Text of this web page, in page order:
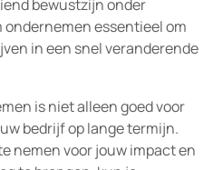
bewustzijn onder
essentieel om
in een snel veranderende
is niet alleen goed voor
bedrijf op lange termijn.
nemen voor jouw impact en